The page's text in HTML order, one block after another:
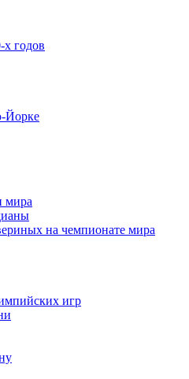
годов
Йорке
мира
на чемпионате мира
игр